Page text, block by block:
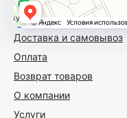
Доставка и самовывоз
Оплата
Возврат товаров
О компании
Услуги